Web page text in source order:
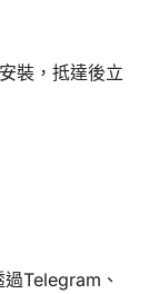
裝，抵達後立
Telegram、